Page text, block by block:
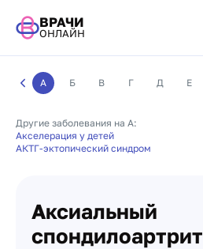
ВРАЧИ
ОНЛАЙН
А Б В Г Д Е
Другие заболевания на А:
Акселерация у детей
АКТГ-эктопический синдром
Аксиальный
спондилоартрит